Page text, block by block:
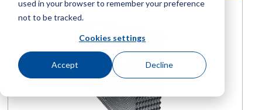
used in your browser to remember your preference
not to be tracked.
Cookies settings
Accept Decline